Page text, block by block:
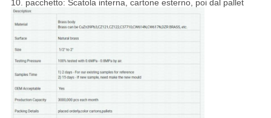
10. pacchetto: Scatola interna, cartone esterno, poi dal pallet